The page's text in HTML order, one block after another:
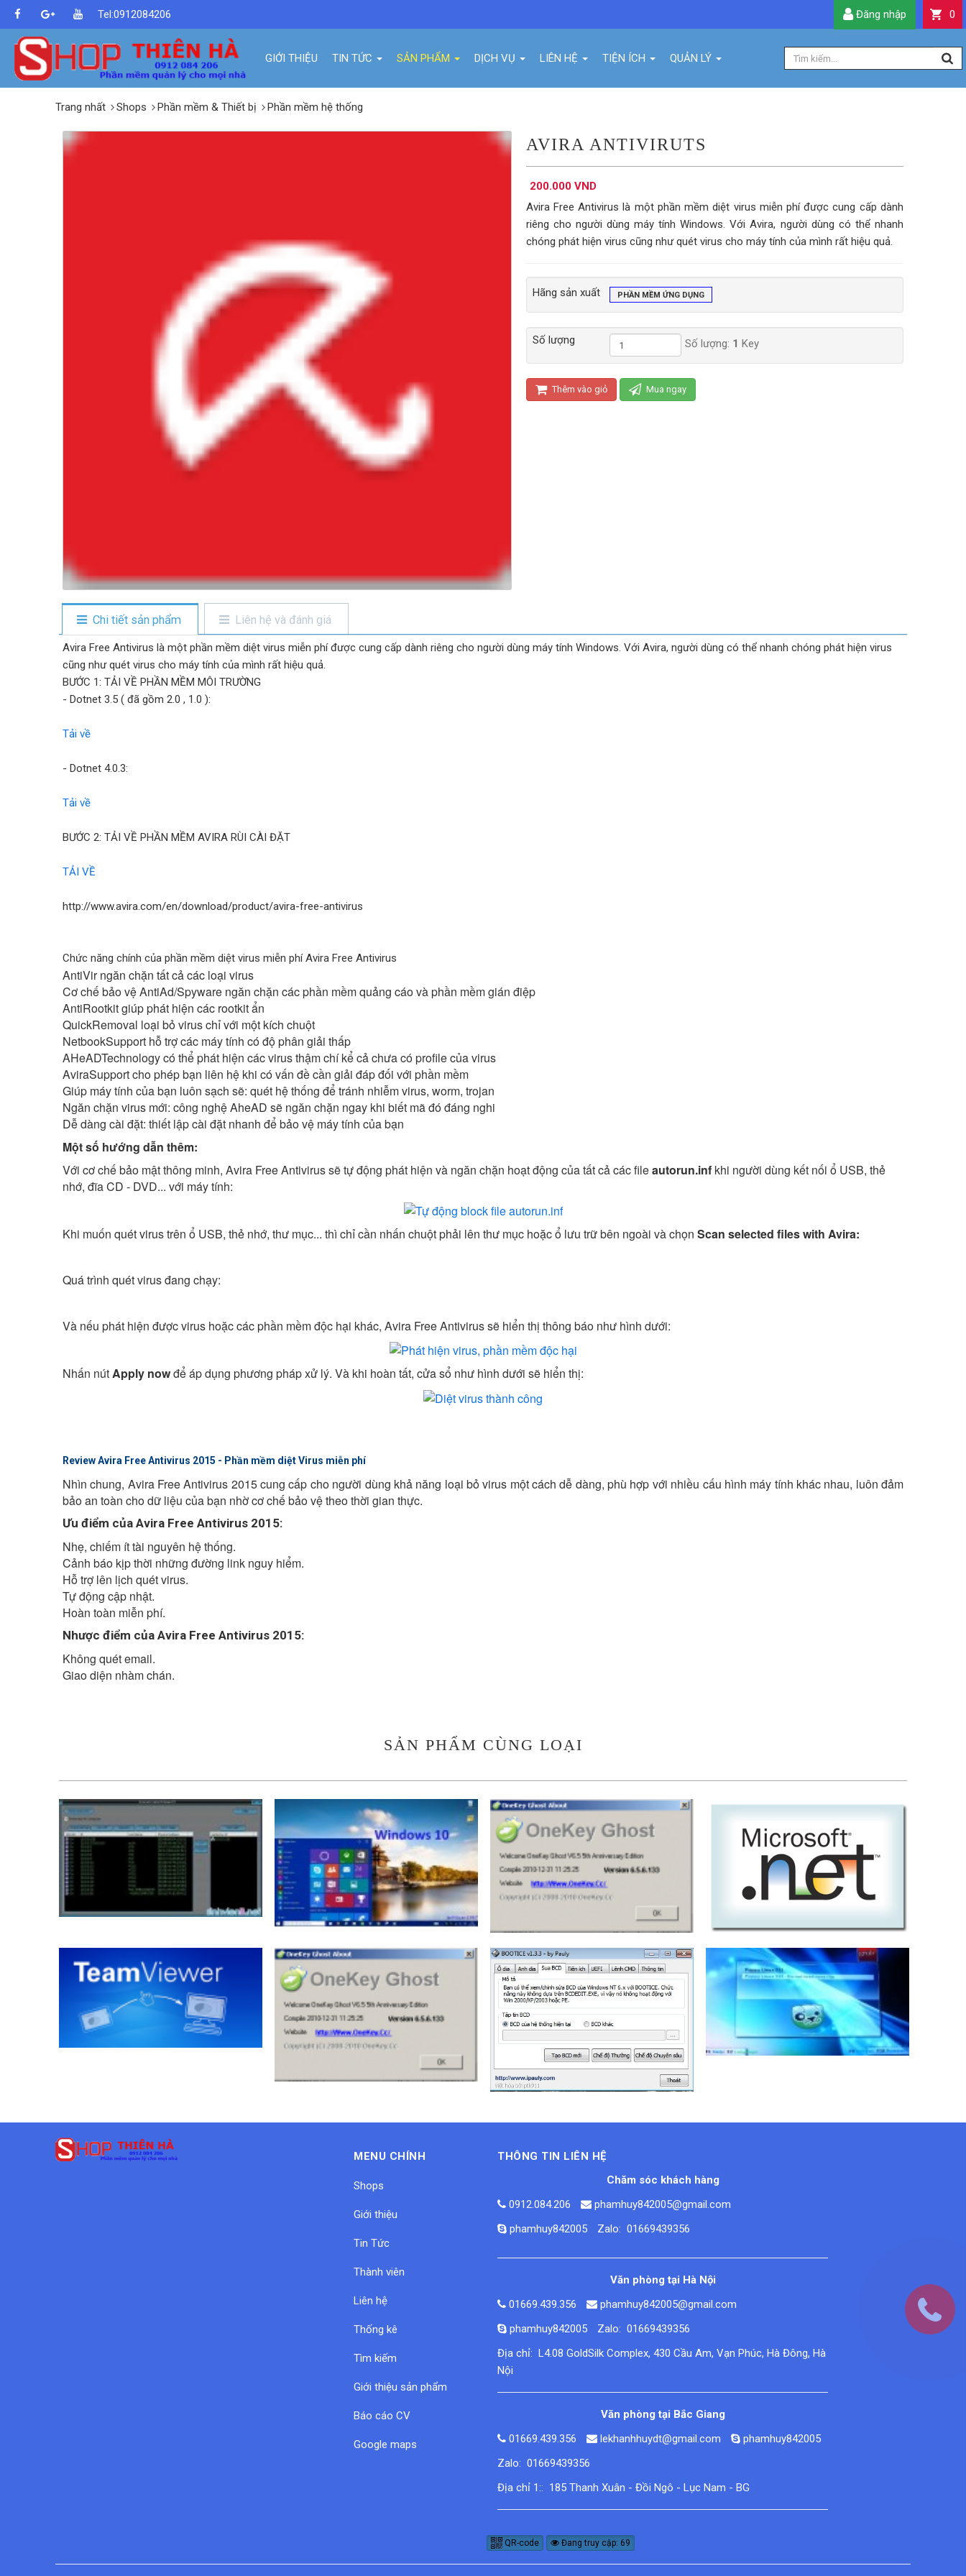
GIỚI THIỆU TIN TỨC SẢN PHẨM DỊCH VỤ LIÊN HỆ TIỆN ÍCH QUẢN LÝ
0
Đăng nhập
Tel:0912084206
Trang nhất Shops Phần mềm & Thiết bị Phần mềm hệ thống
AVIRA ANTIVIRUTS
200.000 VND
Avira Free Antivirus là một phần mềm diệt virus miễn phí được cung cấp dành
riêng cho người dùng máy tính Windows. Với Avira, người dùng có thể nhanh
chóng phát hiện virus cũng như quét virus cho máy tính của mình rất hiệu quả.
Hãng sản xuất PHẦN MỀM ỨNG DỤNG
Số lượng Số lượng: 1 Key
Thêm vào giỏ Mua ngay
Chi tiết sản phẩm Liên hệ và đánh giá
Avira Free Antivirus là một phần mềm diệt virus miễn phí được cung cấp dành riêng cho người dùng máy tính Windows. Với Avira, người dùng có thể nhanh chóng phát hiện virus
cũng như quét virus cho máy tính của mình rất hiệu quả.
BƯỚC 1: TẢI VỀ PHẦN MỀM MÔI TRƯỜNG
- Dotnet 3.5 ( đã gồm 2.0 , 1.0 ):
Tải về
- Dotnet 4.0.3:
Tải về
BƯỚC 2: TẢI VỀ PHẦN MỀM AVIRA RÙI CÀI ĐẶT
TẢI VỀ
http://www.avira.com/en/download/product/avira-free-antivirus
Chức năng chính của phần mềm diệt virus miễn phí Avira Free Antivirus
AntiVir ngăn chặn tất cả các loại virus
Cơ chế bảo vệ AntiAd/Spyware ngăn chặn các phần mềm quảng cáo và phần mềm gián điệp
AntiRootkit giúp phát hiện các rootkit ẩn
QuickRemoval loại bỏ virus chỉ với một kích chuột
NetbookSupport hỗ trợ các máy tính có độ phân giải thấp
AHeADTechnology có thể phát hiện các virus thậm chí kể cả chưa có profile của virus
AviraSupport cho phép bạn liên hệ khi có vấn đề cần giải đáp đối với phần mềm
Giúp máy tính của bạn luôn sạch sẽ: quét hệ thống để tránh nhiễm virus, worm, trojan
Ngăn chặn virus mới: công nghệ AheAD sẽ ngăn chặn ngay khi biết mã đó đáng nghi
Dễ dàng cài đặt: thiết lập cài đặt nhanh để bảo vệ máy tính của bạn
Một số hướng dẫn thêm:
Với cơ chế bảo mật thông minh, Avira Free Antivirus sẽ tự động phát hiện và ngăn chặn hoạt động của tất cả các fileautorun.inf khi người dùng kết nối ổ USB, thẻ
nhớ, đĩa CD - DVD... với máy tính:
Khi muốn quét virus trên ổ USB, thẻ nhớ, thư mục... thì chỉ cần nhấn chuột phải lên thư mục hoặc ổ lưu trữ bên ngoài và chọn Scan selected files with Avira:
Quá trình quét virus đang chạy:
Và nếu phát hiện được virus hoặc các phần mềm độc hại khác, Avira Free Antivirus sẽ hiển thị thông báo như hình dưới:
Nhấn nútApply nowđể áp dụng phương pháp xử lý. Và khi hoàn tất, cửa sổ như hình dưới sẽ hiển thị:
Review Avira Free Antivirus 2015 - Phần mềm diệt Virus miễn phí
Nhìn chung, Avira Free Antivirus 2015 cung cấp cho người dùng khả năng loại bỏ virus một cách dễ dàng, phù hợp với nhiều cấu hình máy tính khác nhau, luôn đảm
bảo an toàn cho dữ liệu của bạn nhờ cơ chế bảo vệ theo thời gian thực.
Ưu điểm của Avira Free Antivirus 2015:
Nhẹ, chiếm ít tài nguyên hệ thống.
Cảnh báo kịp thời những đường link nguy hiểm.
Hỗ trợ lên lịch quét virus.
Tự động cập nhật.
Hoàn toàn miễn phí.
Nhược điểm của Avira Free Antivirus 2015:
Không quét email.
Giao diện nhàm chán.
SẢN PHẨM CÙNG LOẠI
10.000 VND 3.000.000 VND 300.000 VND 200.000 VND
200.000 VND
200.000 VND
200.000 VND
200.000 VND
MENU CHÍNH
Shops
Giới thiệu
Tin Tức
Thành viên
Liên hệ
Thống kê
Tìm kiếm
Giới thiệu sản phẩm
Báo cáo CV
Google maps
THÔNG TIN LIÊN HỆ
Chăm sóc khách hàng
0912.084.206
phamhuy842005@gmail.com
phamhuy842005
Zalo: 01669439356
Văn phòng tại Hà Nội
01669.439.356
phamhuy842005@gmail.com
phamhuy842005
Zalo: 01669439356
Địa chỉ: L4.08 GoldSilk Complex, 430 Cầu Am, Vạn Phúc, Hà Đông, Hà
Nội
Văn phòng tại Bắc Giang
01669.439.356
lekhanhhuydt@gmail.com
phamhuy842005
Zalo: 01669439356
Địa chỉ 1:: 185 Thanh Xuân - Đồi Ngô - Lục Nam - BG
QR-code Đang truy cập: 69